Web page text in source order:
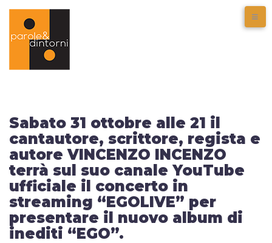
Sabato 31 ottobre alle 21 il
cantautore, scrittore, regista e
autore VINCENZO INCENZO
terrà sul suo canale YouTube
ufficiale il concerto in
streaming “EGOLIVE” per
presentare il nuovo album di
inediti “EGO”.